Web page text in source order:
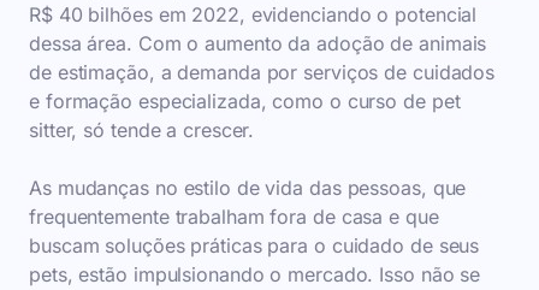
R$ 40 bilhões em 2022, evidenciando o potencial
dessa área. Com o aumento da adoção de animais
de estimação, a demanda por serviços de cuidados
e formação especializada, como o curso de pet
sitter, só tende a crescer.
As mudanças no estilo de vida das pessoas, que
frequentemente trabalham fora de casa e que
buscam soluções práticas para o cuidado de seus
pets, estão impulsionando o mercado. Isso não se